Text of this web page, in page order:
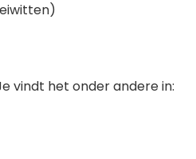
vindt het onder andere in: